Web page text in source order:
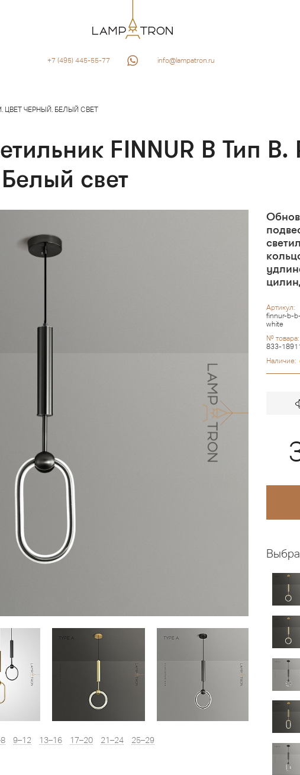
+7 (495) 445-55-77 info@lampatron.ru
ЦВЕТ ЧЕРНЫЙ. БЕЛЫЙ СВЕТ
FINNUR B Тип
свет
9–12 13–16 17–20 21–24 25–29
Артикул:
finnur-b-
white
№ товара:
833-
Наличие: